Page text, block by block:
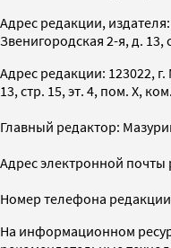
Адрес редакции,
Звенигородская 2-я, д. 13,
Адрес редакции: 123022,
13, стр. 15, эт. 4, пом. X,
Главный редактор:
Адрес электронной почты
Номер телефона
На информационном